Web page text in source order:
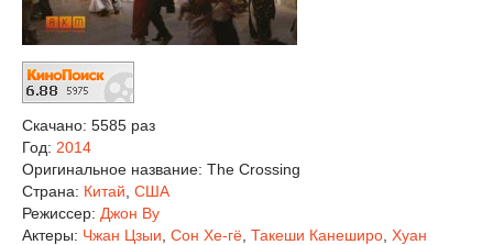
Скачано: 5585 раз
Год: 2014
Оригинальное название: The Crossing
Страна: Китай США
Режиссер: Джон Ву
Актеры: Чжан Цзыи Сон Хе-гё Такеши Канеширо Хуан